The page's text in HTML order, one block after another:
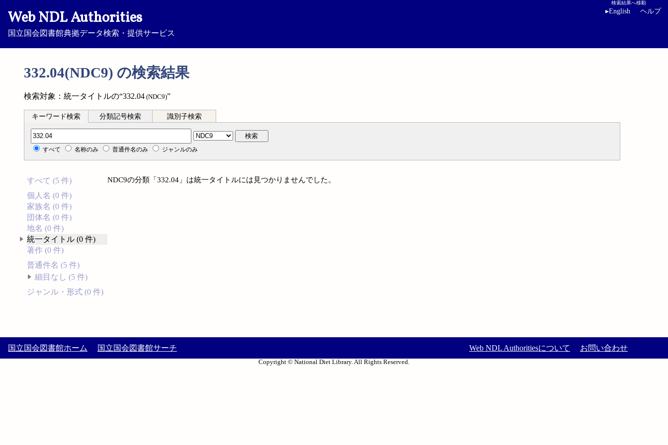
Web NDL Authorities
国立国会図書館典拠データ検索・提供サービス
検索結果へ移動
▸English ヘルプ
332.04(NDC9) の検索結果
検索対象：統一タイトルの“332.04 (NDC9)”
キーワード検索 分類記号検索 識別子検索
分類記号検索 検索
すべて 名称のみ 普通件名のみ ジャンルのみ
すべて (5 件)
個人名 (0 件)
家族名 (0 件)
団体名 (0 件)
地名 (0 件)
統一タイトル (0 件)
著作 (0 件)
普通件名 (5 件)
細目なし (5 件)
ジャンル・形式 (0 件)
NDC9の分類「332.04」は統一タイトルには見つかりませんでした。
国立国会図書館ホーム 国立国会図書館サーチ Web NDL Authoritiesについて お問い合わせ
Copyright © National Diet Library. All Rights Reserved.